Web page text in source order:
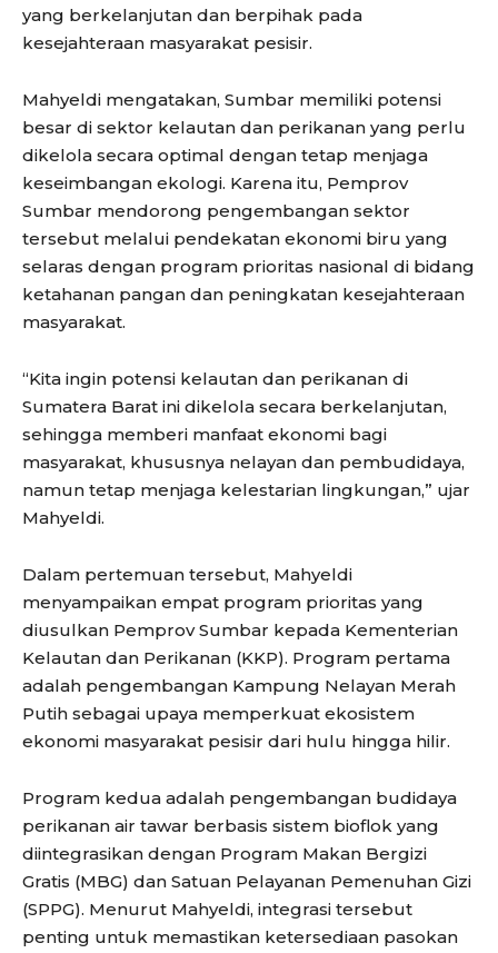
yang berkelanjutan dan berpihak pada
kesejahteraan masyarakat pesisir.
Mahyeldi mengatakan, Sumbar memiliki potensi
besar di sektor kelautan dan perikanan yang perlu
dikelola secara optimal dengan tetap menjaga
keseimbangan ekologi. Karena itu, Pemprov
Sumbar mendorong pengembangan sektor
tersebut melalui pendekatan ekonomi biru yang
selaras dengan program prioritas nasional di bidang
ketahanan pangan dan peningkatan kesejahteraan
masyarakat.
“Kita ingin potensi kelautan dan perikanan di
Sumatera Barat ini dikelola secara berkelanjutan,
sehingga memberi manfaat ekonomi bagi
masyarakat, khususnya nelayan dan pembudidaya,
namun tetap menjaga kelestarian lingkungan,” ujar
Mahyeldi.
Dalam pertemuan tersebut, Mahyeldi
menyampaikan empat program prioritas yang
diusulkan Pemprov Sumbar kepada Kementerian
Kelautan dan Perikanan (KKP). Program pertama
adalah pengembangan Kampung Nelayan Merah
Putih sebagai upaya memperkuat ekosistem
ekonomi masyarakat pesisir dari hulu hingga hilir.
Program kedua adalah pengembangan budidaya
perikanan air tawar berbasis sistem bioflok yang
diintegrasikan dengan Program Makan Bergizi
Gratis (MBG) dan Satuan Pelayanan Pemenuhan Gizi
(SPPG). Menurut Mahyeldi, integrasi tersebut
penting untuk memastikan ketersediaan pasokan